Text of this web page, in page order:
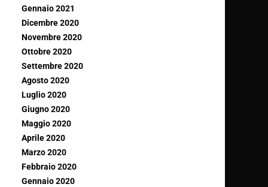
Gennaio 2021
Dicembre 2020
Novembre 2020
Ottobre 2020
Settembre 2020
Agosto 2020
Luglio 2020
Giugno 2020
Maggio 2020
Aprile 2020
Marzo 2020
Febbraio 2020
Gennaio 2020